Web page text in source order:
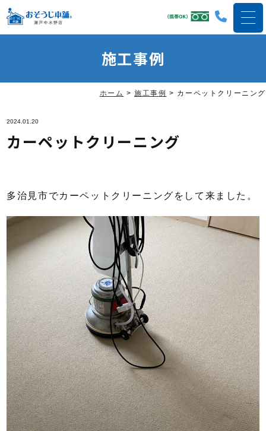
施工事例
ホーム >施工事例 > カーペットクリーニング
2024.01.20
カーペットクリーニング
多治見市でカーペットクリーニングをして来ました。